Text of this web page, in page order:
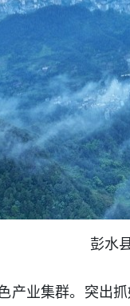
彭水
产业集群。突出